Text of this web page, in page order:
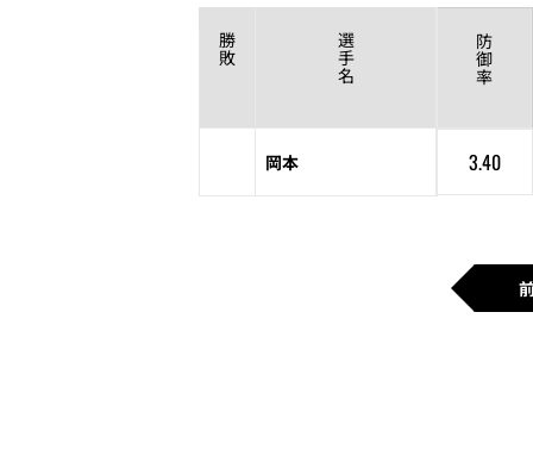
勝
敗
選
手
名
防
御
率
岡本 3.40